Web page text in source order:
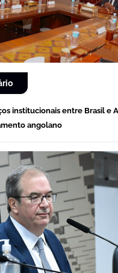
institucionais entre Brasil e
angolano